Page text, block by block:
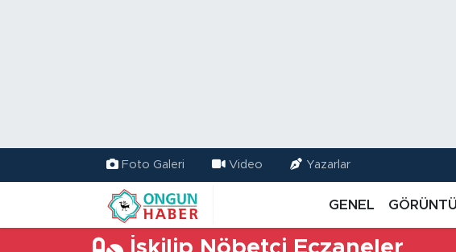
Foto Galeri Video Yazarlar
GENEL
Trafik Durumu
TFF 2.Lig Kırmızı Grup Puan Durumu ve Fikstür